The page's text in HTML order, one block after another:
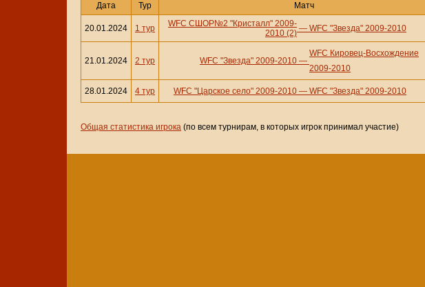
Дата Тур Матч
20.01.2024 1 тур
WFC СШОР№2 "Кристалл" 2009-
2010 (2) — WFC "Звезда" 2009-2010
21.01.2024 2 тур WFC "Звезда" 2009-2010 —
WFC Кировец-Восхождение
2009-2010
28.01.2024 4 тур WFC "Царское село" 2009-2010 — WFC "Звезда" 2009-2010
Общая статистика игрока (по всем турнирам, в которых игрок принимал участие)